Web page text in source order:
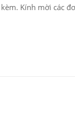
Kính mời các